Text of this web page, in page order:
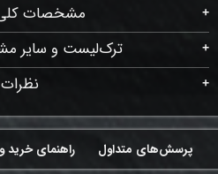
مشخصات
ترک‌لیست و سایر
نظرات
راهنمای خرید پرسش‌های متداول